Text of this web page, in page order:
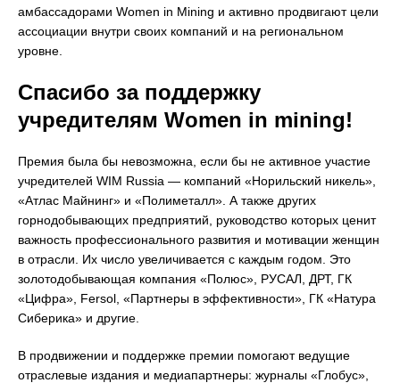
амбассадорами Women in Mining и активно продвигают цели
ассоциации внутри своих компаний и на региональном
уровне.
Спасибо за поддержку
учредителям Women in mining!
Премия была бы невозможна, если бы не активное участие
учредителей WIM Russia — компаний «Норильский никель»,
«Атлас Майнинг» и «Полиметалл». А также других
горнодобывающих предприятий, руководство которых ценит
важность профессионального развития и мотивации женщин
в отрасли. Их число увеличивается с каждым годом. Это
золотодобывающая компания «Полюс», РУСАЛ, ДРТ, ГК
«Цифра», Fersol, «Партнеры в эффективности», ГК «Натура
Сиберика» и другие.
В продвижении и поддержке премии помогают ведущие
отраслевые издания и медиапартнеры: журналы «Глобус»,